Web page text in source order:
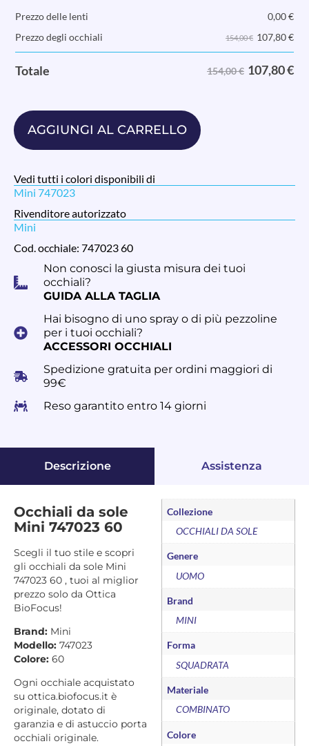
Prezzo delle lenti 0,00€
Prezzo degli occhiali
154,00 € 107,80€
Totale 154,00 € 107,80€
AGGIUNGI AL CARRELLO
Vedi tutti i colori disponibili di
Mini 747023
Rivenditore autorizzato
Mini
Cod. occhiale: 747023 60
Non conosci la giusta misura dei tuoi
occhiali?
GUIDA ALLA TAGLIA
Hai bisogno di uno spray o di più pezzoline
per i tuoi occhiali?
ACCESSORI OCCHIALI
Spedizione gratuita per ordini maggiori di
99€
Reso garantito entro 14 giorni
Descrizione Assistenza
Occhiali da sole
Mini 747023 60
Scegli il tuo stile e scopri
gli occhiali da sole Mini
747023 60 , tuoi al miglior
prezzo solo da Ottica
BioFocus!
Brand: Mini
Modello: 747023
Colore: 60
Ogni occhiale acquistato
su ottica.biofocus.it è
originale, dotato di
garanzia e di astuccio porta
occhiali originale.
Collezione
OCCHIALI DA SOLE
Genere
UOMO
Brand
MINI
Forma
SQUADRATA
Materiale
COMBINATO
Colore